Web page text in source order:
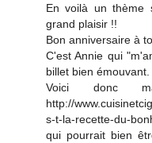
En voilà un thème
grand plaisir !!
Bon anniversaire à
C'est Annie qui
billet bien émouvant.
Voici donc
http://
s-t-la-recette-du-
qui pourrait bien